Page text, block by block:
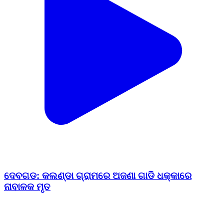
ଦେବଗଡ: କଲଣ୍ଡା ଗ୍ରାମରେ ଅଜଣା ଗାଡି ଧକ୍କାରେ
ନାବାଳକ ମୃତ